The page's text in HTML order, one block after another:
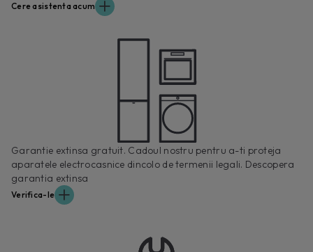
Cere asistenta acum
Garantie extinsa gratuit. Cadoul nostru pentru a-ti proteja
aparatele electrocasnice dincolo de termenii legali. Descopera
garantia extinsa
Verifica-le